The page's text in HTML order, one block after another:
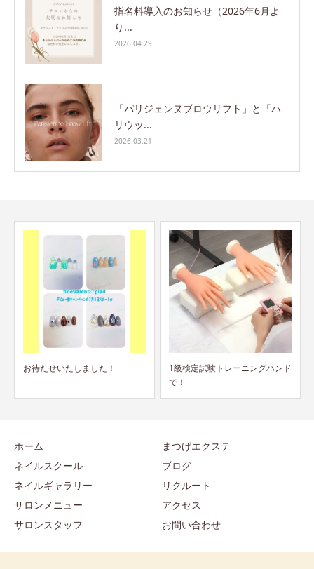
指名料導入のお知らせ（2026年6月よ
り...
2026.04.29
「パリジェンヌブロウリフト」と「ハ
リウッ...
2026.03.21
1級検定試験トレーニングハンド
プロテオグリカンがハンドエッ
センスに！！
ホーム
ネイルスクール
ネイルギャラリー
サロンメニュー
サロンスタッフ
まつげエクステ
ブログ
リクルート
アクセス
お問い合わせ